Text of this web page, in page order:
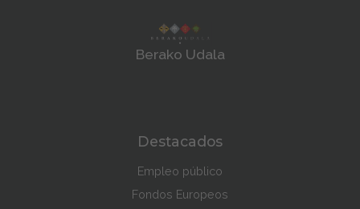
Berako Udala
Destacados
Empleo público
Fondos Europeos